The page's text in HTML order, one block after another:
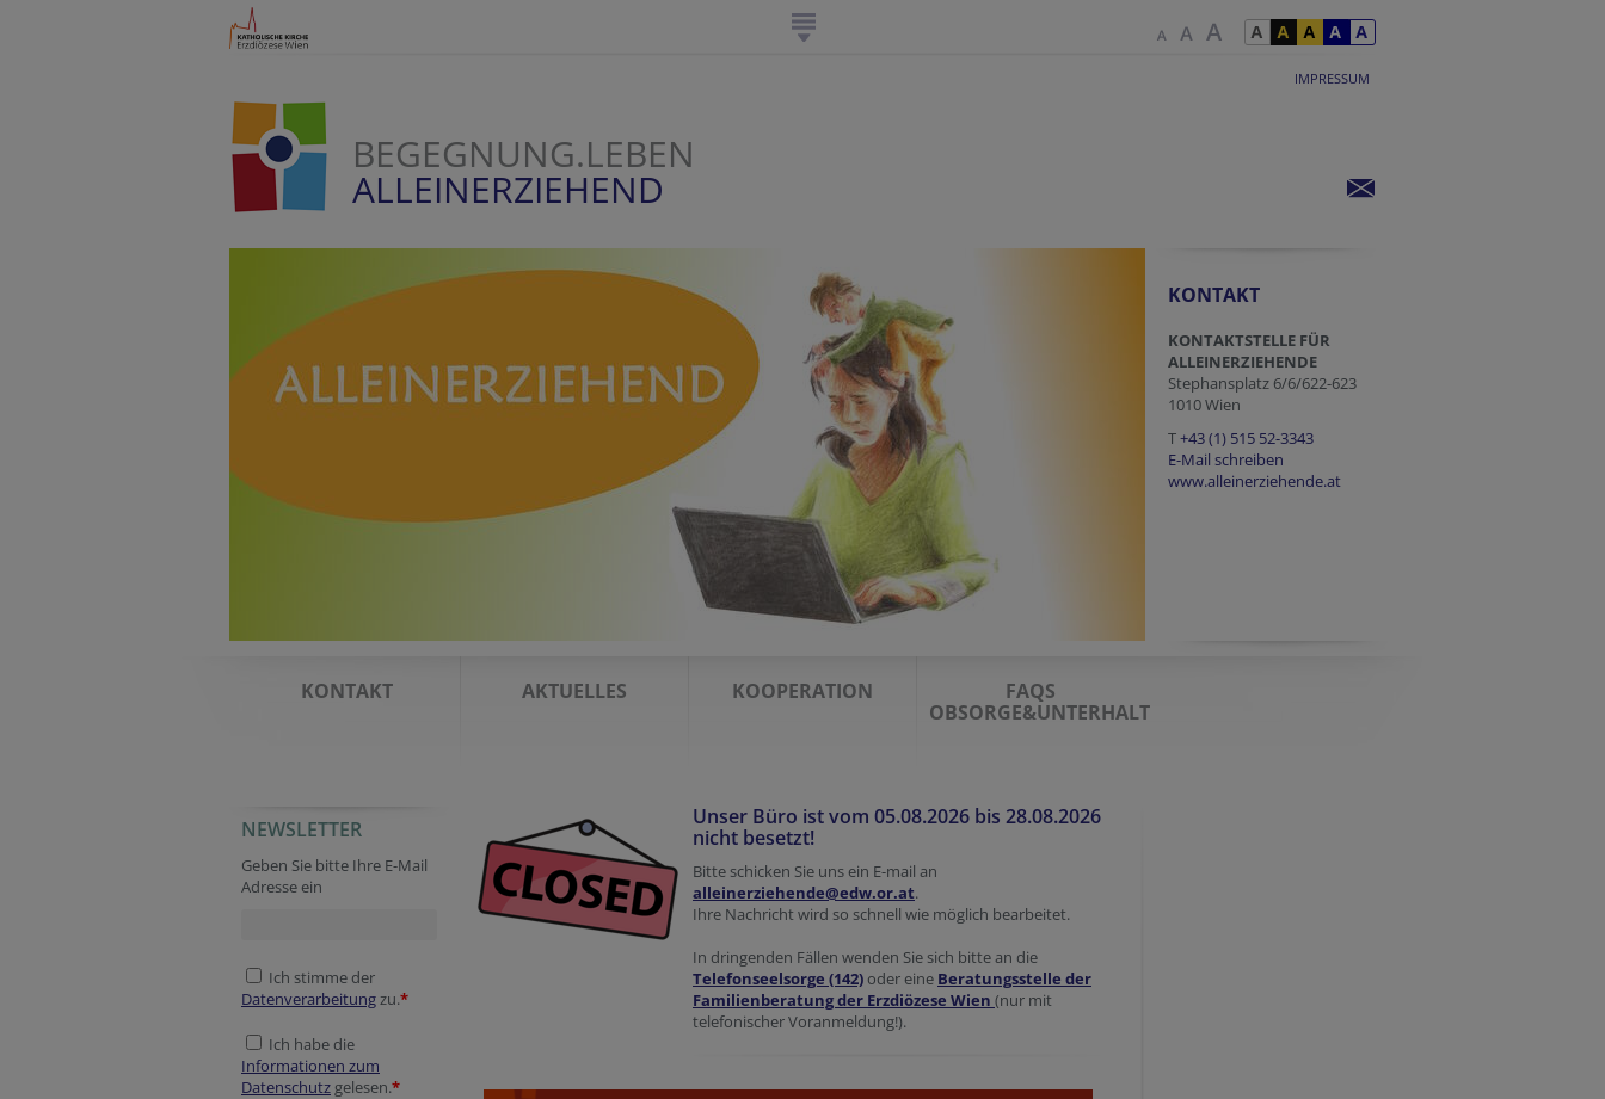
IMPRESSUM
BEGEGNUNG.LEBEN
ALLEINERZIEHEND
KONTAKT
KONTAKTSTELLE FÜR
ALLEINERZIEHENDE
Stephansplatz 6/6/622-623
1010 Wien
T+43 (1) 515 52-3343
E-Mail schreiben
www.alleinerziehende.at
KONTAKT AKTUELLES KOOPERATION
FAQS
OBSORGE&UNTERHALT
NEWSLETTER
Geben Sie bitte Ihre E-Mail
Adresse ein
Ich stimme der
Datenverarbeitungzu.*
Ich habe die
Informationen zum
Datenschutz gelesen.*
Unser Büro ist vom 05.08.2026 bis 28.08.2026
nicht besetzt!
Bitte schicken Sie uns ein E-mail an
alleinerziehende@edw.or.at.
Ihre Nachricht wird so schnell wie möglich bearbeitet.
In dringenden Fällen wenden Sie sich bitte an die
Telefonseelsorge (142) oder eine Beratungsstelle der
Familienberatung der Erzdiözese Wien (nur mit
telefonischer Voranmeldung!).